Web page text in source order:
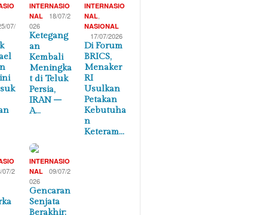
07/
INTERNASIO
NAL
18/07/2
026
Ketegang
an
Kembali
Meningka
t di Teluk
Persia,
IRAN –
A…
INTERNASIO
NAL
NASIONAL
17/07/2026
Di Forum
BRICS,
Menaker
RI
Usulkan
Petakan
Kebutuha
n
Keteram…
07/2
INTERNASIO
NAL
09/07/2
026
Gencaran
Senjata
Berakhir: